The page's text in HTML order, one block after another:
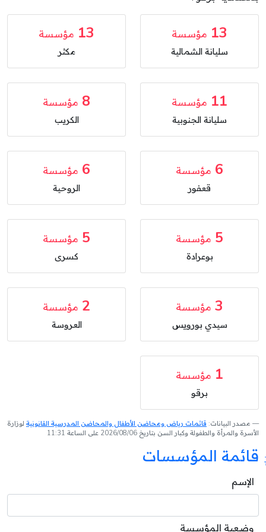
13 مؤسسة
سليانة الشمالية
13 مؤسسة
مكثر
11 مؤسسة
سليانة الجنوبية
8 مؤسسة
الكريب
6 مؤسسة
قعفور
6 مؤسسة
الروحية
5 مؤسسة
بوعرادة
5 مؤسسة
كسرى
3 مؤسسة
سيدي بورويس
2 مؤسسة
العروسة
1 مؤسسة
برقو
مصدر البيانات: قائمات رياض ومحاضن الأطفال والمحاضن المدرسية القانونية لوزارة
الأسرة والمرأة والطفولة وكبار السن بتاريخ 2026/08/06 على الساعة 11:31
قائمة المؤسسات
الإسم
وضعية المؤسسة